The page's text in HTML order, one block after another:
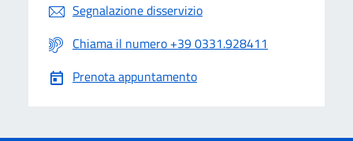
Segnalazione disservizio
Chiama il numero +39 0331.928411
Prenota appuntamento